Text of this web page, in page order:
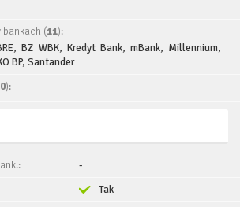
bankach (11):
BZ WBK, Kredyt Bank, mBank, Millennium,
BP, Santander
0):
-
Tak